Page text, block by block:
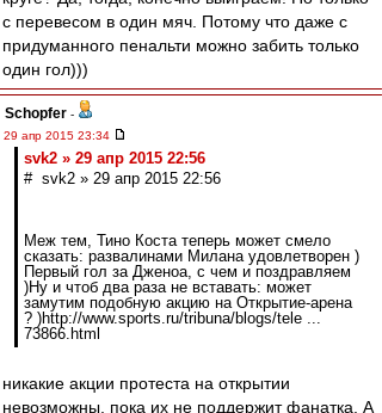
с перевесом в один мяч. Потому что даже с
придуманного пенальти можно забить только
один гол)))
Schopfer -
29 апр 2015 23:34
svk2 » 29 апр 2015 22:56
# svk2 » 29 апр 2015 22:56
Меж тем, Тино Коста теперь может смело
сказать: развалинами Милана удовлетворен )
Первый гол за Дженоа, с чем и поздравляем
)Ну и чтоб два раза не вставать: может
замутим подобную акцию на Открытие-арена
? )http://www.sports.ru/tribuna/blogs/tele ...
73866.html
никакие акции протеста на открытии
невозможны, пока их не поддержит фанатка. А